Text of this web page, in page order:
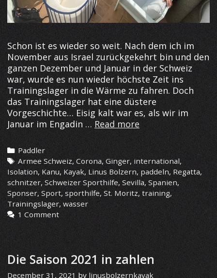
Schon ist es wieder so weit. Nach dem ich im
November aus Israel zurückgekehrt bin und den
ganzen Dezember und Januar in der Schweiz
war, wurde es nun wieder höchste Zeit ins
Trainingslager in die Wärme zu fahren. Doch
das Trainingslager hat eine düstere
Vorgeschichte… Eisig kalt war es, als wir im
Januar im Engadin …Read moreTraining
in
Sevilla
Categories
Paddler
Tags
Armee Schweiz,Corona,Ginger,international,
Isolation, Kanu,Kayak,Linus Bolzern,paddeln,Regatta,
schnitzer,Schweizer Sporthilfe,Sevilla,Spanien,
Sponser,Sport,sporthilfe,St. Moritz,training,
Trainingslager,wasser
1 Comment
Die Saison 2021 in zahlen
December 31, 2021 bylinusbolzernkayak